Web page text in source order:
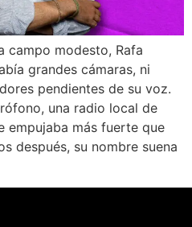
campo modesto, Rafa
grandes cámaras, ni
pendientes de su voz.
una radio local de
empujaba más fuerte que
después, su nombre suena